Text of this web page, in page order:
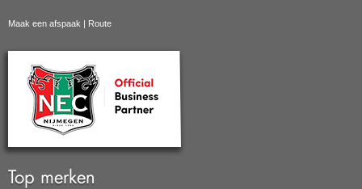
Maak een afspaak | Route
Top merken